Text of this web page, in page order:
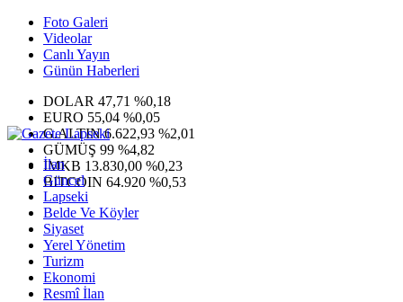
Foto Galeri
Videolar
Canlı Yayın
Günün Haberleri
DOLAR 47,71 %0,18
EURO 55,04 %0,05
G.ALTIN6.622,93 %2,01
GÜMÜŞ 99 %4,82
IMKB 13.830,00 %0,23
BITCOIN 64.920 %0,53
İlan
Güncel
Lapseki
Belde Ve Köyler
Siyaset
Yerel Yönetim
Turizm
Ekonomi
Resmî İlan